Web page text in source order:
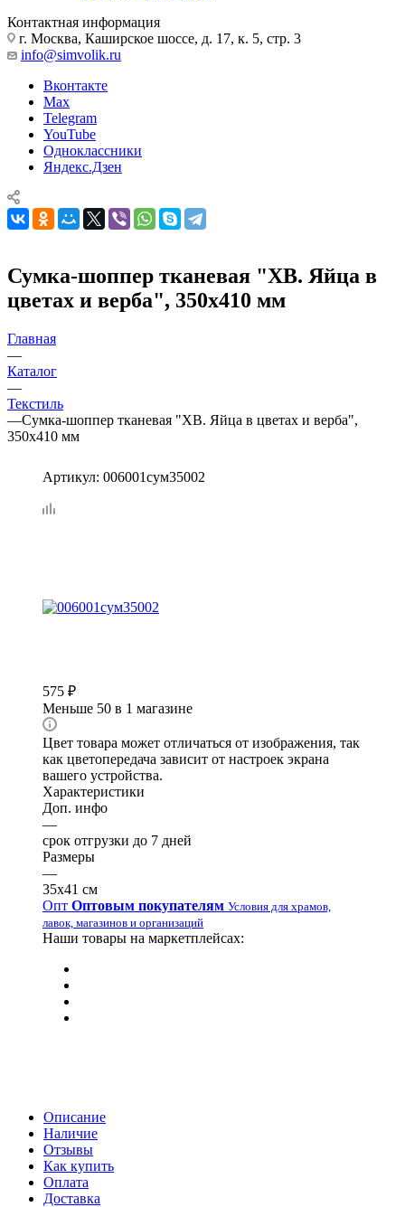
Контактная информация
г. Москва, Каширское шоссе, д. 17, к. 5, стр. 3
info@simvolik.ru
Вконтакте
Max
Telegram
YouTube
Одноклассники
Яндекс.Дзен
Сумка-шоппер тканевая "ХВ. Яйца в
цветах и верба", 350х410 мм
Главная
—
Каталог
—
Текстиль
—Сумка-шоппер тканевая "ХВ. Яйца в цветах и верба",
350х410 мм
Артикул: 006001сум35002
575 ₽
Меньше 50 в 1 магазине
Цвет товара может отличаться от изображения, так
как цветопередача зависит от настроек экрана
вашего устройства.
Характеристики
Доп. инфо
—
срок отгрузки до 7 дней
Размеры
—
35х41 см
Опт Оптовым покупателям Условия для храмов,
лавок, магазинов и организаций
Наши товары на маркетплейсах:
Описание
Наличие
Отзывы
Как купить
Оплата
Доставка